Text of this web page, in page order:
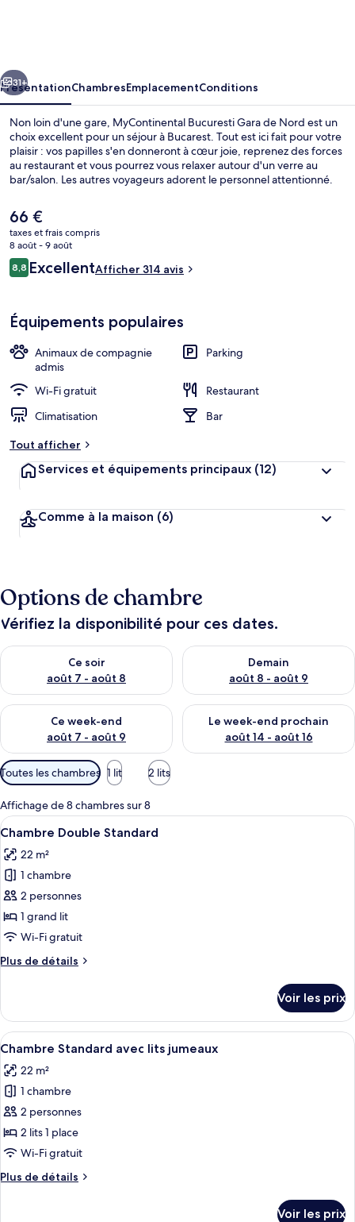
Nord
Suivant
31+
PrésentationChambresEmplacementConditions
Non loin d'une gare, MyContinental Bucuresti Gara de Nord est un
choix excellent pour un séjour à Bucarest. Tout est ici fait pour votre
plaisir : vos papilles s'en donneront à cœur joie, reprenez des forces
au restaurant et vous pourrez vous relaxer autour d'un verre au
bar/salon. Les autres voyageurs adorent le personnel attentionné.
Le
prix
actuel
est
de
66 €
taxes et frais compris
8 août - 9 août
Avis
voyageurs
8,88,8 sur 10
ExcellentAfficher 314 avis
Équipements populaires
Animaux de compagnie
admis
Parking
Wi-Fi gratuit
Restaurant
Climatisation
Bar
Tout afficher
Services et équipements principaux (12)
Comme à la maison (6)
Options de chambre
Vérifiez la disponibilité pour ces dates.
Ce soir
août 7 - août 8
Vérifier la disponibilité pour ce soir août 7 - août 8
Demain
août 8 - août 9
Vérifier la disponibilité pour
Ce week-end
août 7 - août 9
Vérifier la disponibilité pour ce week-end août 7 - août 9
Le week-end prochain
août 14 - août 16
Vérifier la disponibilité pour
Filtres
disponibles
pour
les
chambres
Toutes les chambres 1 lit 2 lits
Affichage de 8 chambres sur 8
Afficher
toutes
les
photos
pour
ce
type
chambre :
Standard
Une chambre d’hôtel équipée d’un
5
Chambre Double Standard
22 m²
1 chambre
2 personnes
1 grand lit
Wi-Fi gratuit
Plus de détails
Plus
le
type
de
Chambre
Double
Standard
Voir les prix
Afficher
toutes
les
photos
pour
ce
type
chambre :
Une chambre d’hôtel avec un lit,
5
Chambre Standard avec lits jumeaux
22 m²
1 chambre
2 personnes
2 lits 1 place
Wi-Fi gratuit
Plus de détails
Plus
Voir les prix